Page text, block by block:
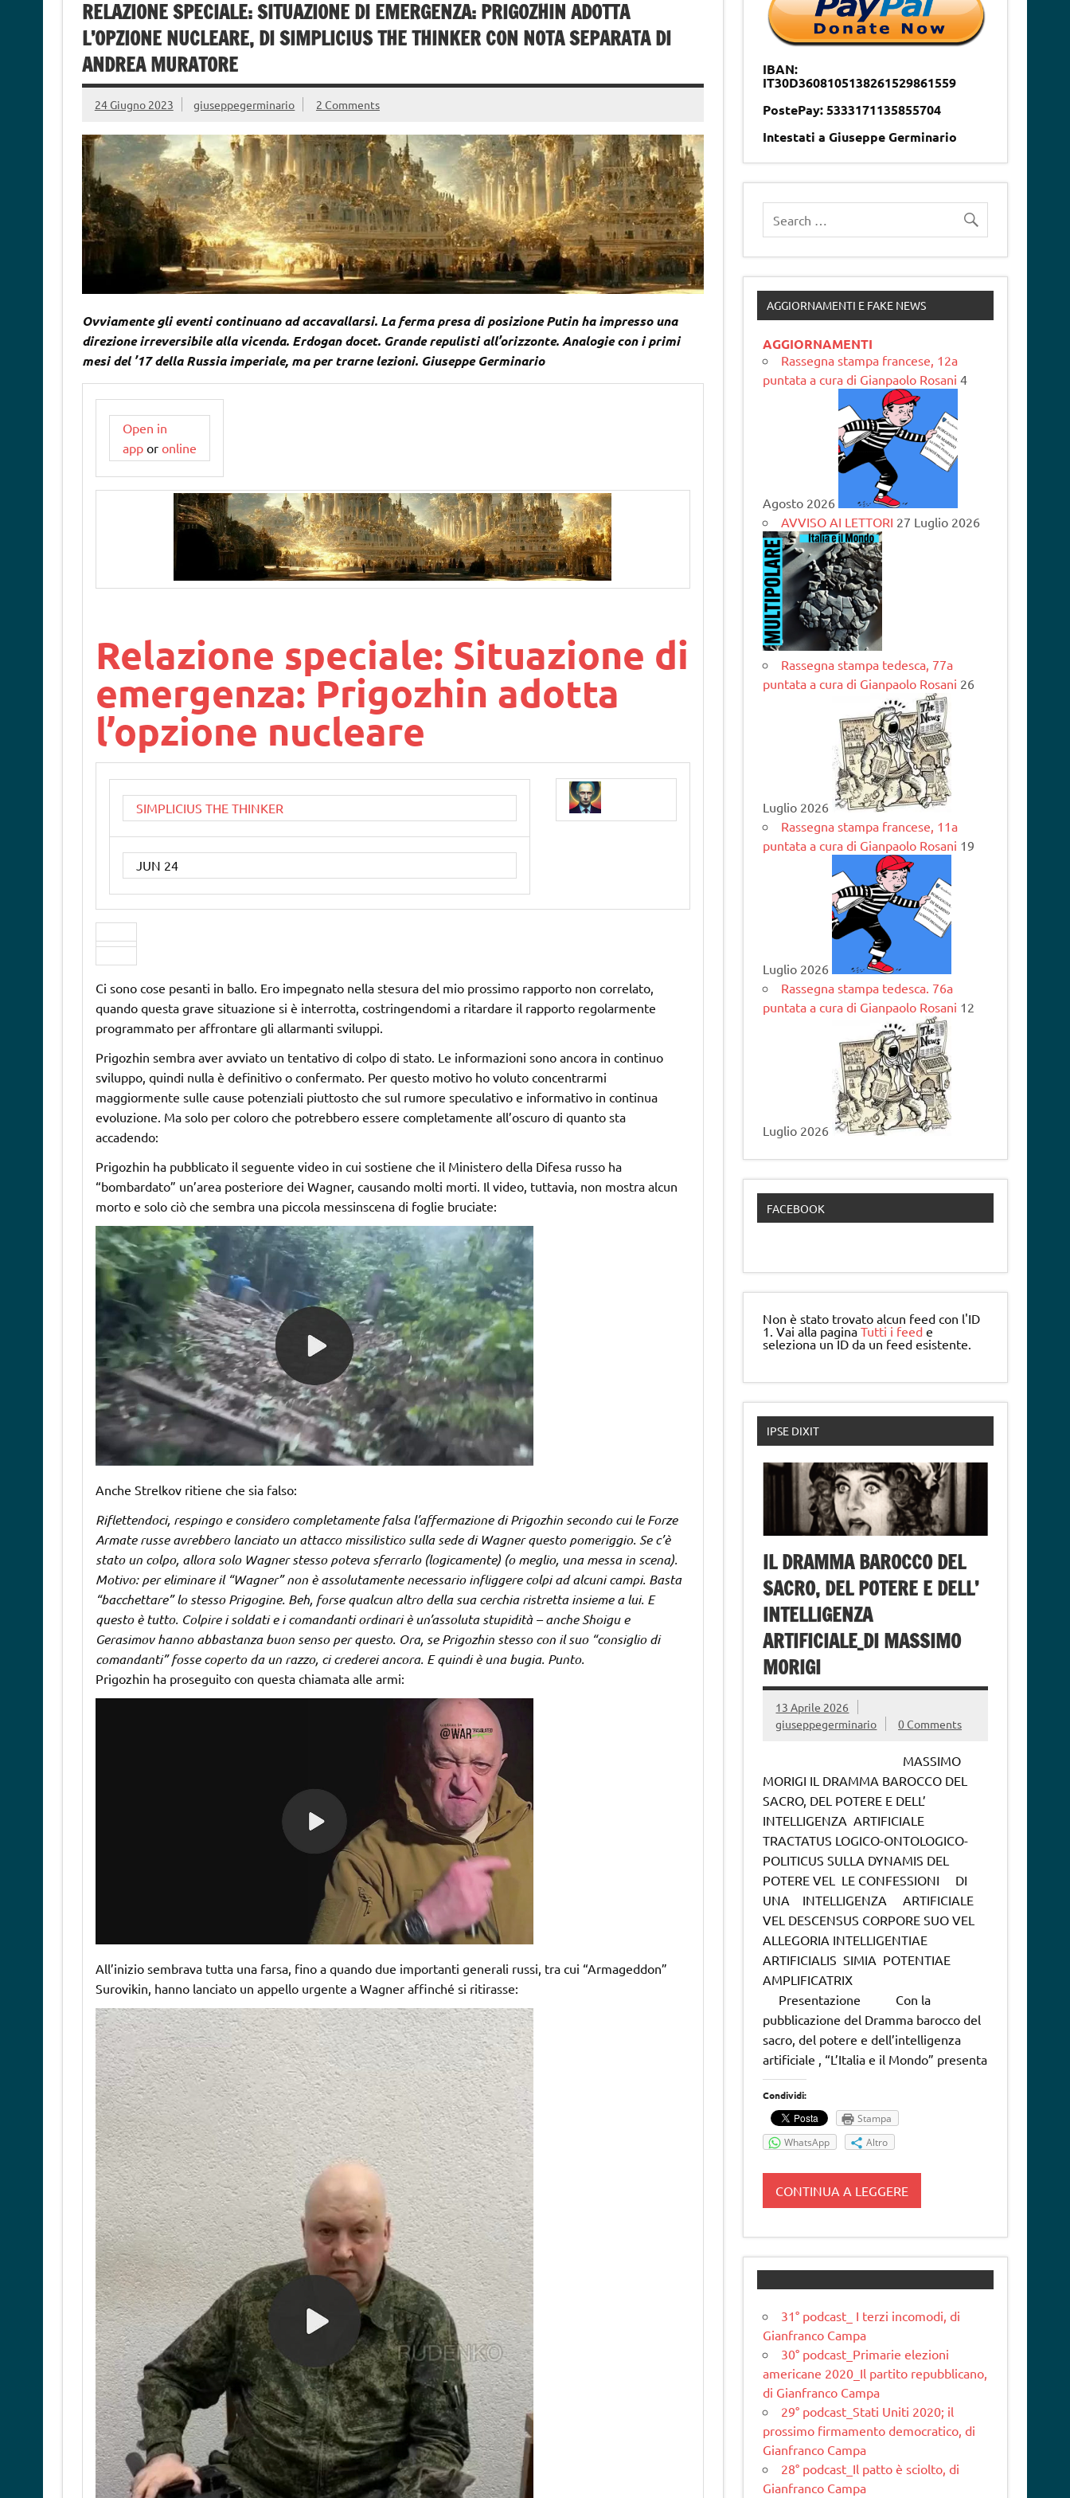
RELAZIONE SPECIALE: SITUAZIONE DI EMERGENZA: PRIGOZHIN ADOTTA
L’OPZIONE NUCLEARE, DI SIMPLICIUS THE THINKER CON NOTA SEPARATA DI
ANDREA MURATORE
24 Giugno 2023 giuseppegerminario 2 Comments
Ovviamente gli eventi continuano ad accavallarsi. La ferma presa di posizione Putin ha impresso una
direzione irreversibile alla vicenda. Erdogan docet. Grande repulisti all’orizzonte. Analogie con i primi
mesi del ’17 della Russia imperiale, ma per trarne lezioni. Giuseppe Germinario
Open in
appor online
Relazione speciale: Situazione di
emergenza: Prigozhin adotta
l’opzione nucleare
SIMPLICIUS THE THINKER
JUN 24
Ci sono cose pesanti in ballo. Ero impegnato nella stesura del mio prossimo rapporto non correlato,
quando questa grave situazione si è interrotta, costringendomi a ritardare il rapporto regolarmente
programmato per affrontare gli allarmanti sviluppi.
Prigozhin sembra aver avviato un tentativo di colpo di stato. Le informazioni sono ancora in continuo
sviluppo, quindi nulla è definitivo o confermato. Per questo motivo ho voluto concentrarmi
maggiormente sulle cause potenziali piuttosto che sul rumore speculativo e informativo in continua
evoluzione. Ma solo per coloro che potrebbero essere completamente all’oscuro di quanto sta
accadendo:
Prigozhin ha pubblicato il seguente video in cui sostiene che il Ministero della Difesa russo ha
“bombardato” un’area posteriore dei Wagner, causando molti morti. Il video, tuttavia, non mostra alcun
morto e solo ciò che sembra una piccola messinscena di foglie bruciate:
Anche Strelkov ritiene che sia falso:
Riflettendoci, respingo e considero completamente falsa l’affermazione di Prigozhin secondo cui le Forze
Armate russe avrebbero lanciato un attacco missilistico sulla sede di Wagner questo pomeriggio. Se c’è
stato un colpo, allora solo Wagner stesso poteva sferrarlo (logicamente) (o meglio, una messa in scena).
Motivo: per eliminare il “Wagner” non è assolutamente necessario infliggere colpi ad alcuni campi. Basta
“bacchettare” lo stesso Prigogine. Beh, forse qualcun altro della sua cerchia ristretta insieme a lui. E
questo è tutto. Colpire i soldati e i comandanti ordinari è un’assoluta stupidità – anche Shoigu e
Gerasimov hanno abbastanza buon senso per questo. Ora, se Prigozhin stesso con il suo “consiglio di
comandanti” fosse coperto da un razzo, ci crederei ancora. E quindi è una bugia. Punto.
Prigozhin ha proseguito con questa chiamata alle armi:
All’inizio sembrava tutta una farsa, fino a quando due importanti generali russi, tra cui “Armageddon”
Surovikin, hanno lanciato un appello urgente a Wagner affinché si ritirasse:
IBAN:
IT30D3608105138261529861559
PostePay: 5333171135855704
Intestati a Giuseppe Germinario
AGGIORNAMENTI E FAKE NEWS
AGGIORNAMENTI
Rassegna stampa francese, 12a
puntata a cura di Gianpaolo Rosani 4
Agosto 2026
AVVISO AI LETTORI 27 Luglio 2026
Rassegna stampa tedesca, 77a
puntata a cura di Gianpaolo Rosani 26
Luglio 2026
Rassegna stampa francese, 11a
puntata a cura di Gianpaolo Rosani 19
Luglio 2026
Rassegna stampa tedesca. 76a
puntata a cura di Gianpaolo Rosani 12
Luglio 2026
FACEBOOK
Non è stato trovato alcun feed con l'ID
1. Vai alla paginaTutti i feed e
seleziona un ID da un feed esistente.
IPSE DIXIT
IL DRAMMA BAROCCO DEL
SACRO, DEL POTERE E DELL’
INTELLIGENZA
ARTIFICIALE_DI MASSIMO
MORIGI
13 Aprile 2026
giuseppegerminario
0 Comments
MASSIMO
MORIGI IL DRAMMA BAROCCO DEL
SACRO, DEL POTERE E DELL’
INTELLIGENZA ARTIFICIALE
TRACTATUS LOGICO-ONTOLOGICO-
POLITICUS SULLA DYNAMIS DEL
POTERE VEL LE CONFESSIONI DI
UNA INTELLIGENZA ARTIFICIALE
VEL DESCENSUS CORPORE SUO VEL
ALLEGORIA INTELLIGENTIAE
ARTIFICIALIS SIMIA POTENTIAE
AMPLIFICATRIX
Presentazione Con la
pubblicazione del Dramma barocco del
sacro, del potere e dell’intelligenza
artificiale , “L’Italia e il Mondo” presenta
Condividi:
Stampa
WhatsApp
Altro
CONTINUA A LEGGERE
31° podcast_ I terzi incomodi, di
Gianfranco Campa
30° podcast_Primarie elezioni
americane 2020_Il partito repubblicano,
di Gianfranco Campa
29° podcast_Stati Uniti 2020; il
prossimo firmamento democratico, di
Gianfranco Campa
28° podcast_Il patto è sciolto, di
Gianfranco Campa